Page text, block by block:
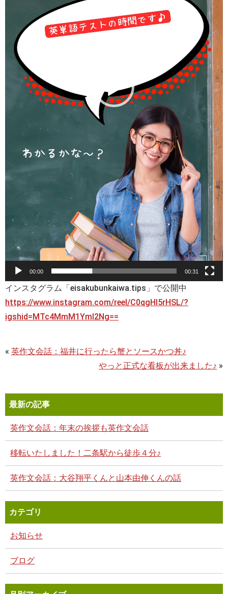
00:00 00:31
インスタグラム「eisakubunkaiwa.tips」で公開中
https://www.instagram.com/reel/C0qgHI5rHSL/?
igshid=MTc4MmM1YmI2Ng==
« 英作文会話：福井に行ったら蟹とソースかつ丼♪
やっと正式な看板が出来ました♪ »
最新の記事
英作文会話：年末の挨拶も英作文会話
移転いたしました！二条駅から徒歩４分♪
英作文会話：大谷翔平くんと山本由伸くんの話
カテゴリ
お知らせ
ブログ